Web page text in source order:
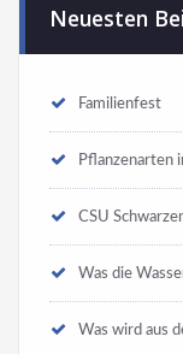
Neuesten
Familienfest
Pflanzenarten
CSU
Was die
Was wird aus